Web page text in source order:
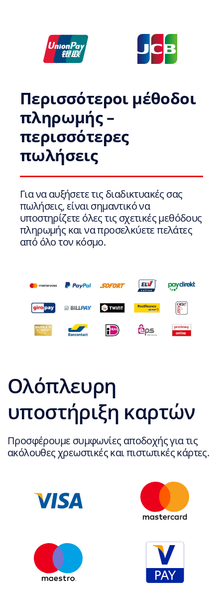
Περισσότεροι μέθοδοι
πληρωμής –
περισσότερες
πωλήσεις
Για να αυξήσετε τις διαδικτυακές σας
πωλήσεις, είναι σημαντικό να
υποστηρίζετε όλες τις σχετικές μεθόδους
πληρωμής και να προσελκύετε πελάτες
από όλο τον κόσμο.
Ολόπλευρη
υποστήριξη καρτών
Προσφέρουμε συμφωνίες αποδοχής για τις
ακόλουθες χρεωστικές και πιστωτικές κάρτες.